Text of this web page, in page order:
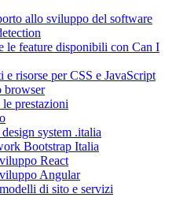
allo sviluppo del software
le feature disponibili con Can I
e risorse per CSS e JavaScript
browser
prestazioni
system .italia
Bootstrap Italia
React
Angular
di sito e servizi